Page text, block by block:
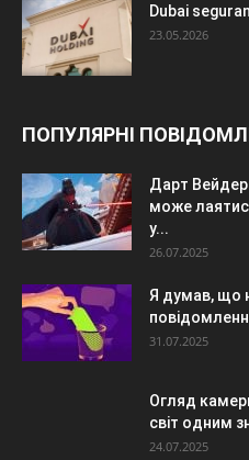
Dubai
23.05.2026
ПОПУЛЯРНІ
Дарт Вейдер
може
у...
26.07.2025
Я думав, що
31.07.2025
Огляд
світ одним
24.07.2025